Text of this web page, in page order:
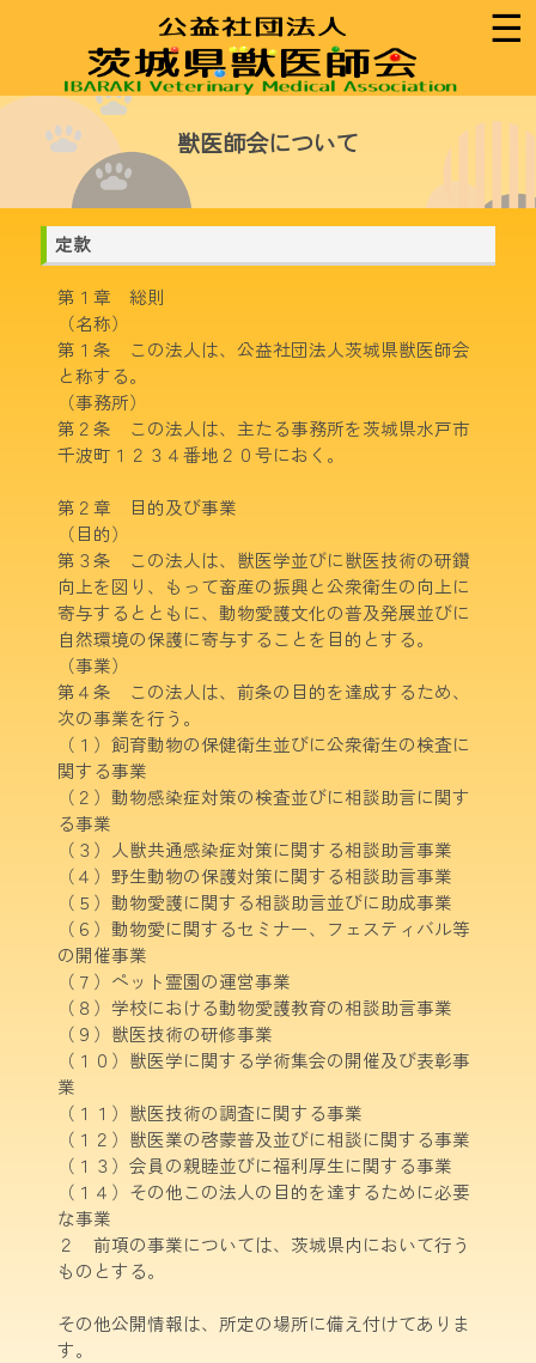
☰
獣医師会について
定款
第１章 総則
（名称）
第１条 この法人は、公益社団法人茨城県獣医師会
と称する。
（事務所）
第２条 この法人は、主たる事務所を茨城県水戸市
千波町１２３４番地２０号におく。
第２章 目的及び事業
（目的）
第３条 この法人は、獣医学並びに獣医技術の研鑽
向上を図り、もって畜産の振興と公衆衛生の向上に
寄与するとともに、動物愛護文化の普及発展並びに
自然環境の保護に寄与することを目的とする。
（事業）
第４条 この法人は、前条の目的を達成するため、
次の事業を行う。
（１）飼育動物の保健衛生並びに公衆衛生の検査に
関する事業
（２）動物感染症対策の検査並びに相談助言に関す
る事業
（３）人獣共通感染症対策に関する相談助言事業
（４）野生動物の保護対策に関する相談助言事業
（５）動物愛護に関する相談助言並びに助成事業
（６）動物愛に関するセミナー、フェスティバル等
の開催事業
（７）ペット霊園の運営事業
（８）学校における動物愛護教育の相談助言事業
（９）獣医技術の研修事業
（１０）獣医学に関する学術集会の開催及び表彰事
業
（１１）獣医技術の調査に関する事業
（１２）獣医業の啓蒙普及並びに相談に関する事業
（１３）会員の親睦並びに福利厚生に関する事業
（１４）その他この法人の目的を達するために必要
な事業
２ 前項の事業については、茨城県内において行う
ものとする。
その他公開情報は、所定の場所に備え付けてありま
す。